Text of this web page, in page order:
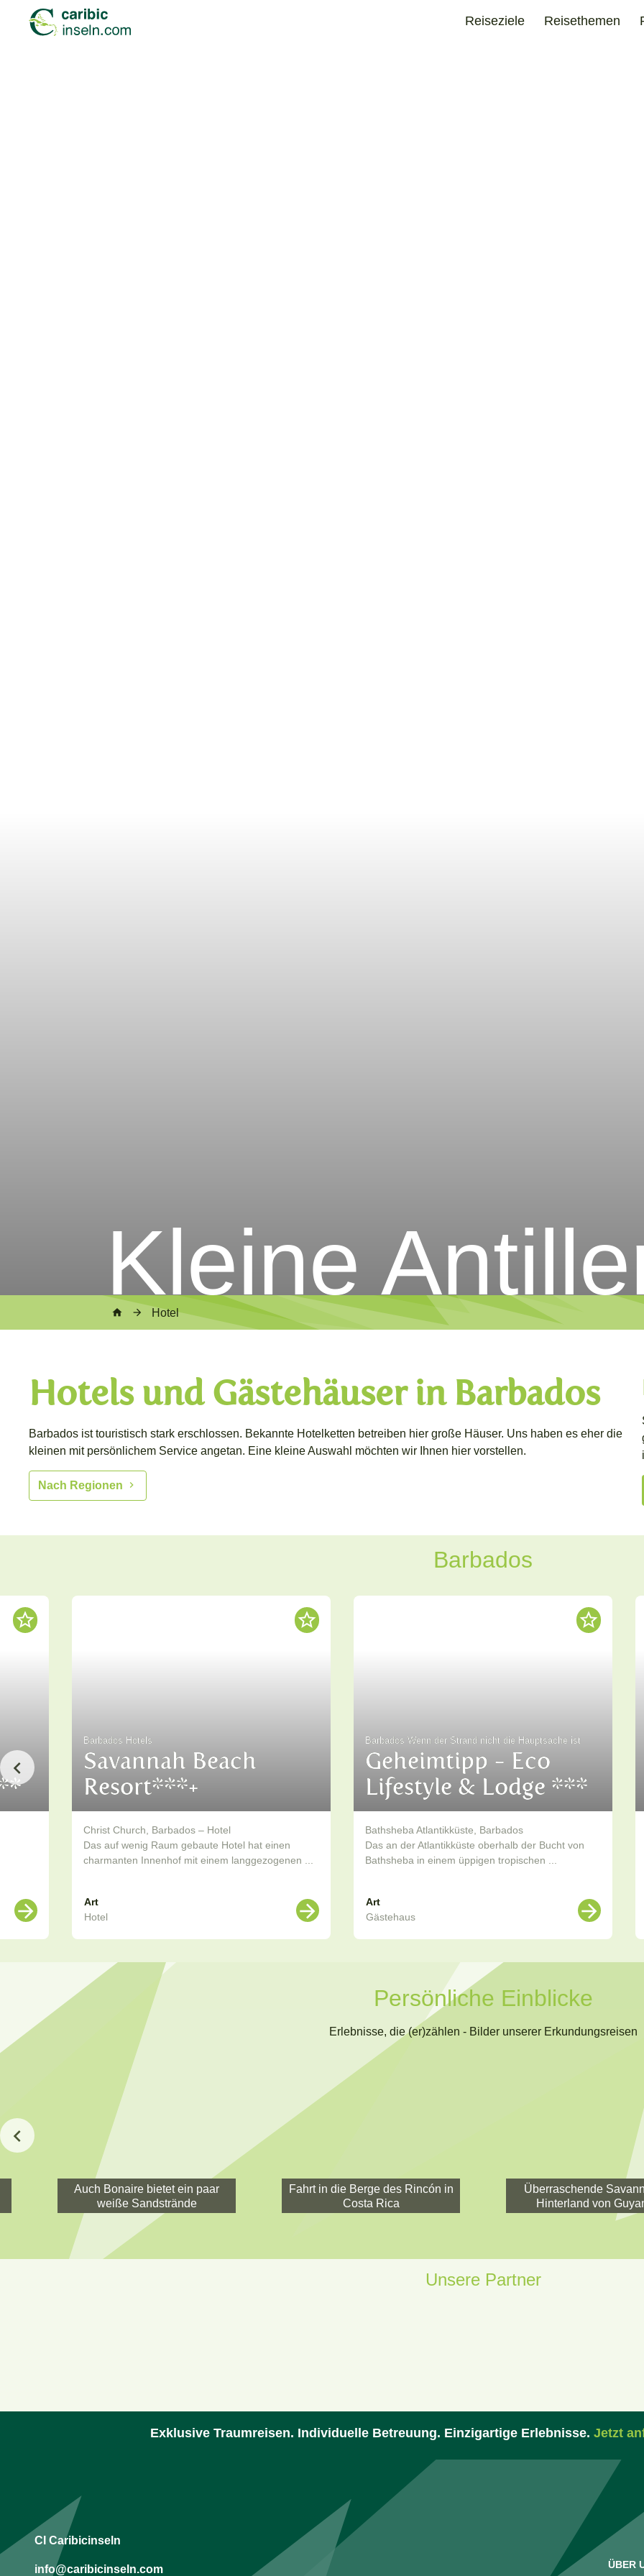
Reiseziele Reisethemen
Kleine
Hotel
Hotels und Gästehäuser in Barbados
Barbados ist touristisch stark erschlossen. Bekannte Hotelketten betreiben hier große Häuser. Uns haben es eher die
kleinen mit persönlichem Service angetan. Eine kleine Auswahl möchten wir Ihnen hier vorstellen.
Nach Regionen
Barbados
Barbados Hotels
Savannah Beach
Resort***+
Christ Church, Barbados – Hotel
Das auf wenig Raum gebaute Hotel hat einen
charmanten Innenhof mit einem langgezogenen ...
Art
Hotel
Barbados Wenn der Strand nicht die Hauptsache ist
Geheimtipp - Eco
Lifestyle & Lodge ***
Bathsheba Atlantikküste, Barbados
Das an der Atlantikküste oberhalb der Bucht von
Bathsheba in einem üppigen tropischen ...
Art
Gästehaus
Persönliche Einblicke
Erlebnisse, die (er)zählen - Bilder unserer Erkundungsreisen
Auch Bonaire bietet ein paar
weiße Sandstrände
Fahrt in die Berge des Rincón in
Costa Rica
Überraschende
Hinterland von
Unsere Partner
Exklusive Traumreisen. Individuelle Betreuung. Einzigartige Erlebnisse. Jetzt
ÜBER
CI Caribicinseln
info@caribicinseln.com